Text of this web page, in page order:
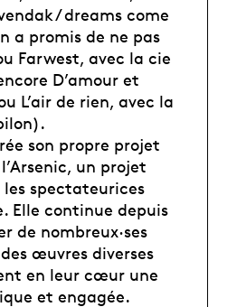
/ dreams come
a promis de ne pas
Farwest, avec la cie
D’amour et
L’air de rien, avec la
son propre projet
un projet
spectateurices
Elle continue depuis
de nombreux·ses
œuvres diverses
en leur cœur une
et engagée.